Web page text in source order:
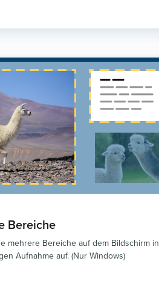
Bereiche
mehrere Bereiche auf dem Bildschirm in
Aufnahme auf. (Nur Windows)